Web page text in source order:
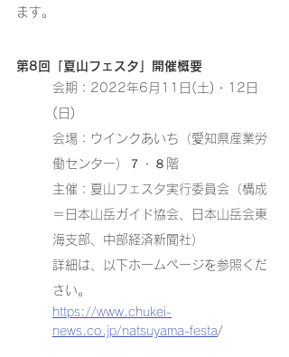
ます。
第8回「夏山フェスタ」開催概要
会期：2022年6月11日(土)・12日
(日)
会場：ウインクあいち（愛知県産業労
働センター）７・８階
主催：夏山フェスタ実行委員会（構成
＝日本山岳ガイド協会、日本山岳会東
海支部、中部経済新聞社）
詳細は、以下ホームページを参照くだ
さい。
https://www.chukei-
news.co.jp/natsuyama-festa/